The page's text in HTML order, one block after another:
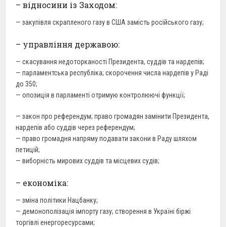
– відносини із Заходом:
— закупівля скрапленого газу в США замість російського газу;
– управління державою:
— скасування недоторканості Президента, суддів та нардепів;
— парламентська республіка; скорочення числа нардепів у Раді
до 350;
— опозиція в парламенті отримую контролюючі функції;
— закон про референдум; право громадян замінити Президента,
нардепів або суддів через референдум;
— право громадня напряму подавати закони в Раду шляхом
петицій;
— виборність мирових суддів та місцевих судів;
– економіка:
— зміна політики Нацбанку;
— демонополізація імпорту газу; створення в Україні біржі
торгівлі енергоресурсами;